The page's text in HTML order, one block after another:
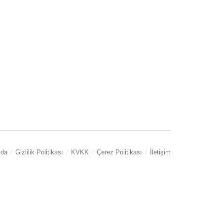
Gizlilik Politikası KVKK Çerez Politikası İletişim